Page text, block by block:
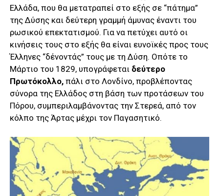
Ελλάδα, που θα μετατραπεί στο εξής σε “πάτημα”
της Δύσης και δεύτερη γραμμή άμυνας έναντι του
ρωσικού επεκτατισμού. Για να πετύχει αυτό οι
κινήσεις τους στο εξής θα είναι ευνοϊκές προς τους
Έλληνες “δένοντάς” τους με τη Δύση. Οπότε το
Μάρτιο του 1829, υπογράφεται δεύτερο
Πρωτόκολλο, πάλι στο Λονδίνο, προβλέποντας
σύνορα της Ελλάδος στη βάση των προτάσεων του
Πόρου, συμπεριλαμβάνοντας την Στερεά, από τον
κόλπο της Άρτας μέχρι τον Παγασητικό.